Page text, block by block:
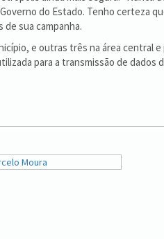
do Estado. Tenho certeza
sua campanha.
e outras três na área central
para a transmissão de